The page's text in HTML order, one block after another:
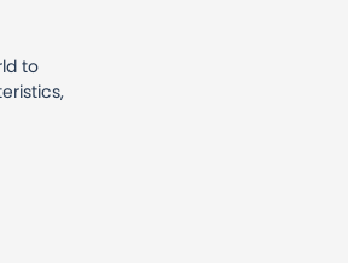
to